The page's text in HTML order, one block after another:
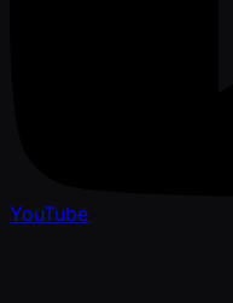
YouTube